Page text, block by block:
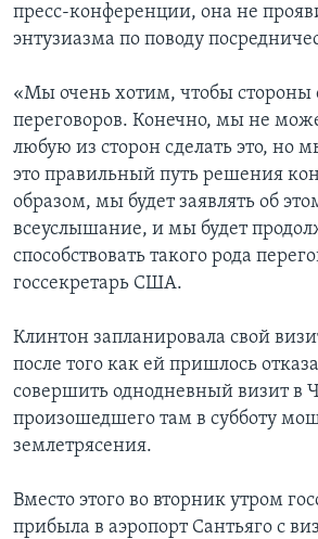
пресс-конференции, она не
энтузиазма по поводу
«Мы очень хотим, чтобы стороны
переговоров. Конечно, мы не
любую из сторон сделать это, но
это правильный путь решения
образом, мы будет заявлять об
всеуслышание, и мы будет
способствовать такого рода
госсекретарь США.
Клинтон запланировала свой
после того как ей пришлось
совершить однодневный визит в
произошедшего там в субботу
землетрясения.
Вместо этого во вторник утром
прибыла в аэропорт Сантьяго с